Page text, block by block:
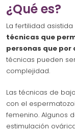
¿Qué es?
La fertilidad asistida
técnicas que
personas que por
técnicas pueden
complejidad.
Las técnicas de
con el
femenino. Algunos
estimulación